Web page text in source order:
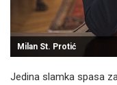
Milan St. Protić
Jedina slamka spasa